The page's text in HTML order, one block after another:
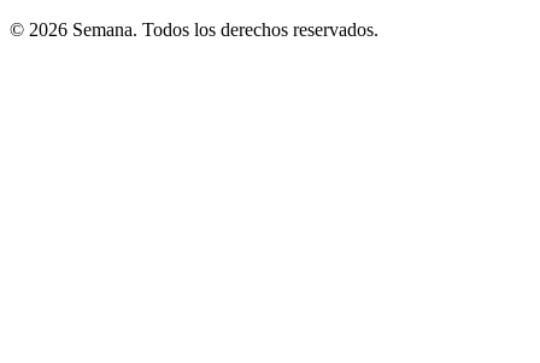
© 2026 Semana. Todos los derechos reservados.